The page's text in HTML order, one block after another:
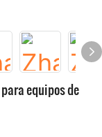
equipos de